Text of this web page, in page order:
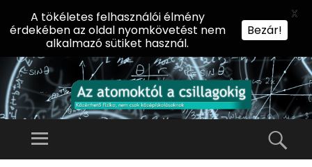
AZ
Előadássorozat
Menü
A tökéletes felhasználói élmény
érdekében az oldal nyomkövetést nem
alkalmazó sütiket használ.
Bezár!
X